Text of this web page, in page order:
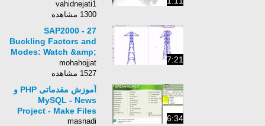
&amp; alarm
vahidnejati1
1300 مشاهده
7:21
SAP2000 - 27
Buckling Factors and
Modes: Watch &amp;
Learn
mohahojjat
1527 مشاهده
6:34
آموزش مقدماتی PHP و
MySQL - News
Project - Make Files
masnadi